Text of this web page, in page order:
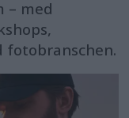
– med
fotobranschen.